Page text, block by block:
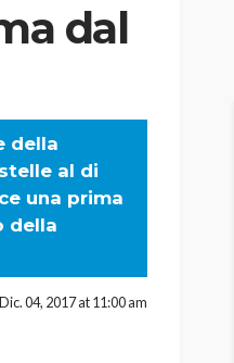
dal
della
al di
una prima
della
Dic. 04, 2017 at 11:00 am